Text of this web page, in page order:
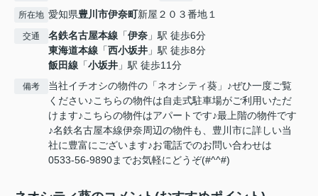
所在地 愛知県豊川市伊奈町新屋２０３番地１
交通 名鉄名古屋本線 「伊奈 」駅 徒歩6分
東海道本線 「西小坂井 」駅 徒歩8分
飯田線 「小坂井 」駅 徒歩11分
備考
当社イチオシの物件の「ネオシティ葵」♪ぜひ一度ご覧
ください♪こちらの物件は自走式駐車場がご利用いただ
けます♪こちらの物件はアパートです♪最上階の物件です
♪名鉄名古屋本線伊奈周辺の物件も、豊川市に詳しい当
社に豊富にございます♪お電話でのお問い合わせは
0533-56-9890までお気軽にどうぞ(#^^#)